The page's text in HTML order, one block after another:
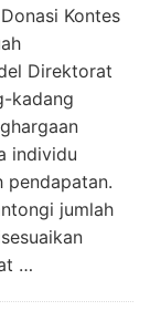
Kontes
Direktorat
kadang
individu
pendapatan.
jumlah
…